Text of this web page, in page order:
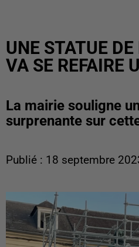
UNE STATUE
VA SE REFAIRE
La mairie souligne
surprenante sur
Publié : 18 septembre